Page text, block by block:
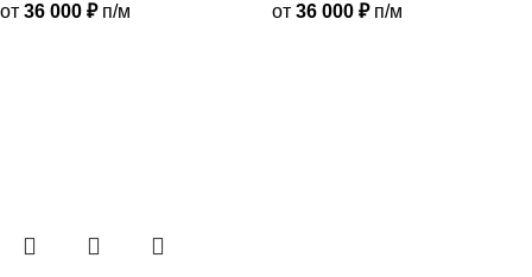
от 36 000 ₽п/м
от 36 000 ₽п/м